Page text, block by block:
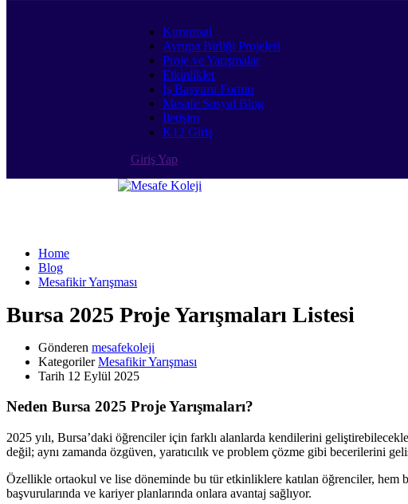
Kurumsal
Avrupa Birliği Projeleri
Proje ve Yarışmalar
Etkinlikler
İş Başvuru Formu
Mesafe Sosyal Blog
İletişim
K12 Giriş
Giriş Yap
Home
Blog
Mesafikir Yarışması
Bursa 2025 Proje Yarışmaları Listesi
Gönderen mesafekoleji
Kategoriler Mesafikir Yarışması
Tarih 12 Eylül 2025
Neden Bursa 2025 Proje Yarışmaları?
2025 yılı, Bursa’daki öğrenciler için farklı alanlarda kendilerini
değil; aynı zamanda özgüven, yaratıcılık ve problem çözme gibi becerilerini
Özellikle ortaokul ve lise döneminde bu tür etkinliklere katılan öğrenciler, hem
başvurularında ve kariyer planlarında onlara avantaj sağlıyor.